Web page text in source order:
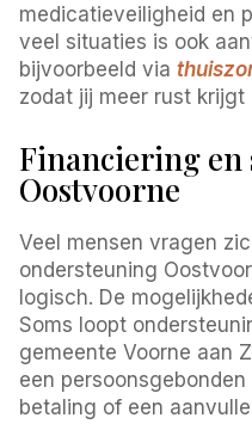
medicatieveiligheid en
veel situaties is ook
bijvoorbeeld via
zodat jij meer rust
Financiering
Oostvoorne
Veel mensen vragen
ondersteuning
logisch. De
Soms loopt
gemeente Voorne aan
een
betaling of een